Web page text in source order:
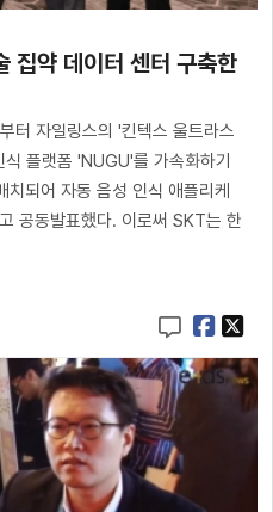
집약 데이터 센터 구축한
터 자일링스의 '킨텍스 울트라스
플랫폼 'NUGU'를 가속화하기
되어 자동 음성 인식 애플리케
공동발표했다. 이로써 SKT는 한